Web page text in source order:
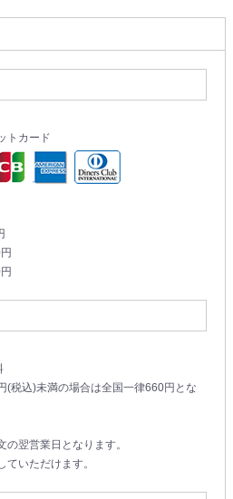
トカード
(税込)未満の場合は全国一律660円とな
翌営業日となります。
いただけます。